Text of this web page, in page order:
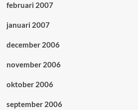
februari 2007
januari 2007
december 2006
november 2006
oktober 2006
september 2006